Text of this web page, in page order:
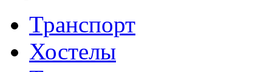
Транспорт
Хостелы